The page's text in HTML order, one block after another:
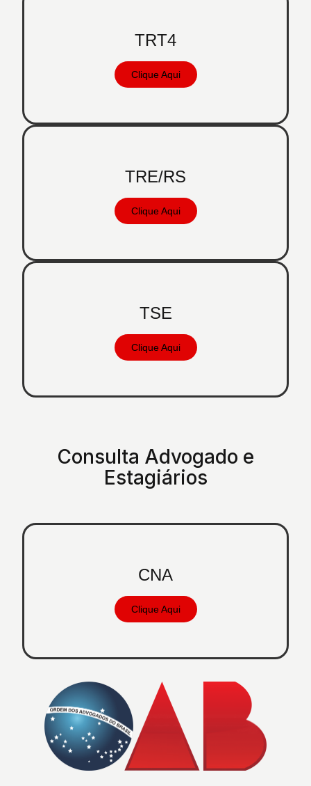
TRT4
Clique Aqui
TRE/RS
Clique Aqui
TSE
Clique Aqui
Consulta Advogado e
Estagiários
CNA
Clique Aqui